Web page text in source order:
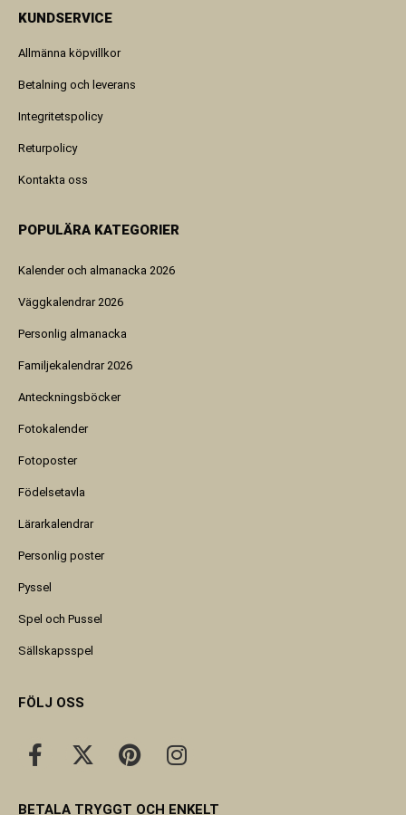
KUNDSERVICE
Allmänna köpvillkor
Betalning och leverans
Integritetspolicy
Returpolicy
Kontakta oss
POPULÄRA KATEGORIER
Kalender och almanacka 2026
Väggkalendrar 2026
Personlig almanacka
Familjekalendrar 2026
Anteckningsböcker
Fotokalender
Fotoposter
Födelsetavla
Lärarkalendrar
Personlig poster
Pyssel
Spel och Pussel
Sällskapsspel
FÖLJ OSS
BETALA TRYGGT OCH ENKELT